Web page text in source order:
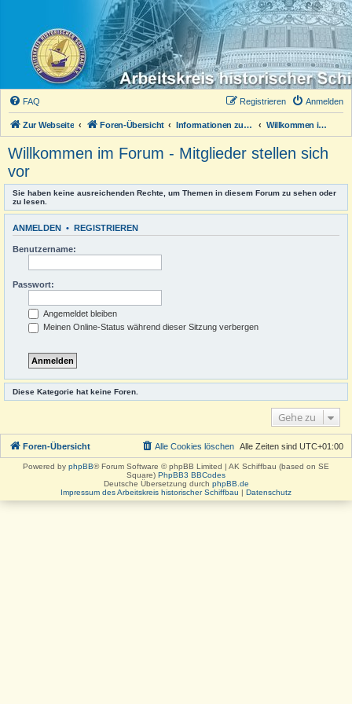
FAQ Anmelden
Registrieren
Zur Webseite Foren-Übersicht Informationen zum Forum Willkommen im Forum - Mitglieder stellen sich vor
Willkommen im Forum - Mitglieder stellen sich
vor
Sie haben keine ausreichenden Rechte, um Themen in diesem Forum zu sehen oder
zu lesen.
ANMELDEN • REGISTRIEREN
Benutzername:
Passwort:
Angemeldet bleiben
Meinen Online-Status während dieser Sitzung verbergen
Diese Kategorie hat keine Foren.
Gehe zu
Foren-Übersicht Alle Zeiten sind UTC+01:00
Alle Cookies löschen
Powered by phpBB® Forum Software © phpBB Limited | AK Schiffbau (based on SE
Square) PhpBB3 BBCodes
Deutsche Übersetzung durch phpBB.de
Impressum des Arbeitskreis historischer Schiffbau | Datenschutz